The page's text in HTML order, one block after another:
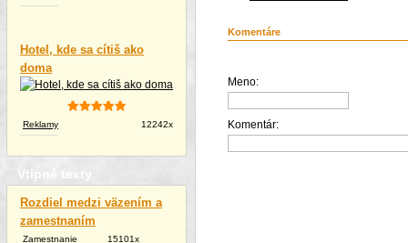
Hotel, kde sa cítiš ako
doma
Reklamy 12242x
Vtipné texty
Rozdiel medzi väzením a
zamestnaním
Zamestnanie
15101x
Komentáre
Meno:
Komentár: